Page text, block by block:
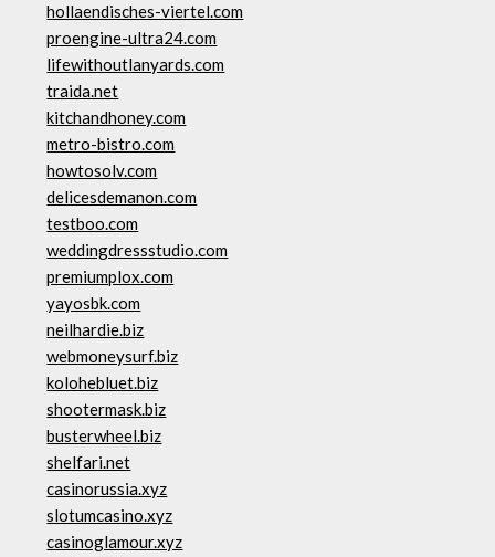
hollaendisches-viertel.com
proengine-ultra24.com
lifewithoutlanyards.com
traida.net
kitchandhoney.com
metro-bistro.com
howtosolv.com
delicesdemanon.com
testboo.com
weddingdressstudio.com
premiumplox.com
yayosbk.com
neilhardie.biz
webmoneysurf.biz
kolohebluet.biz
shootermask.biz
busterwheel.biz
shelfari.net
casinorussia.xyz
slotumcasino.xyz
casinoglamour.xyz